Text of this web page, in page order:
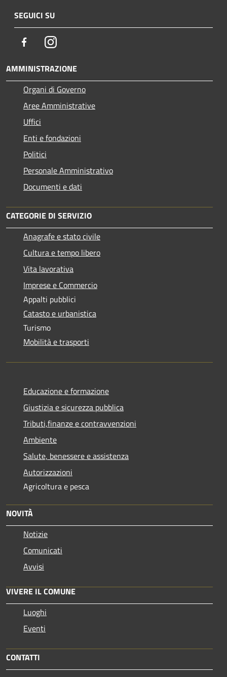
SEGUICI SU
FacebookInstagram
AMMINISTRAZIONE
Organi di Governo
Aree Amministrative
Uffici
Enti e fondazioni
Politici
Personale Amministrativo
Documenti e dati
CATEGORIE DI SERVIZIO
Anagrafe e stato civile
Cultura e tempo libero
Vita lavorativa
Imprese e Commercio
Appalti pubblici
Catasto e urbanistica
Turismo
Mobilità e trasporti
Educazione e formazione
Giustizia e sicurezza pubblica
Tributi,finanze e contravvenzioni
Ambiente
Salute, benessere e assistenza
Autorizzazioni
Agricoltura e pesca
NOVITÀ
Notizie
Comunicati
Avvisi
VIVERE IL COMUNE
Luoghi
Eventi
CONTATTI